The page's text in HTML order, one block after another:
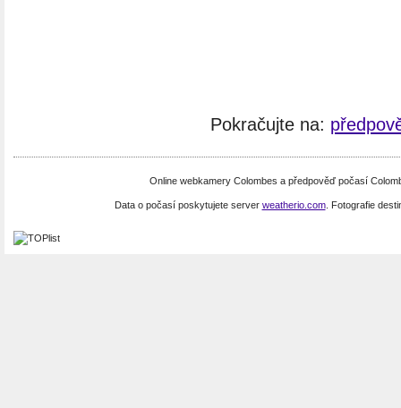
Pokračujte na:
Online webkamery Colombes a předpověď počasí
Data o počasí poskytujete server weatherio.com. Fotografie